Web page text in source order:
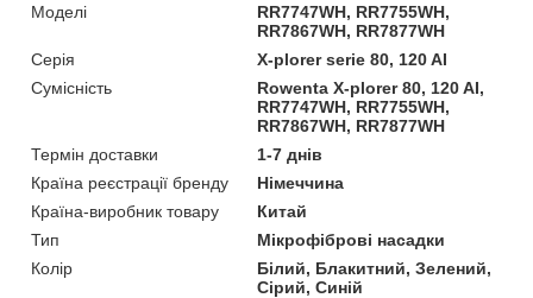
Моделі
RR7747WH, RR7755WH,
RR7867WH, RR7877WH
Серія
X-plorer serie 80, 120 AI
Сумісність
Rowenta X-plorer 80, 120 AI,
RR7747WH, RR7755WH,
RR7867WH, RR7877WH
Термін доставки
1-7 днів
Країна реєстрації бренду
Німеччина
Країна-виробник товару
Китай
Тип
Мікрофіброві насадки
Колір
Білий, Блакитний, Зелений,
Сірий, Синій